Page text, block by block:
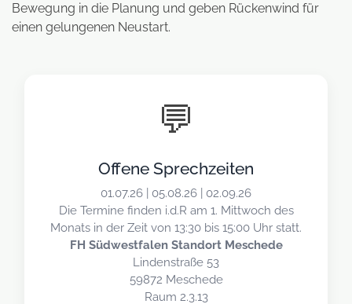
Bewegung in die Planung und geben Rückenwind für
einen gelungenen Neustart.
💬
Offene Sprechzeiten
01.07.26 | 05.08.26 | 02.09.26
Die Termine finden i.d.R am 1. Mittwoch des
Monats in der Zeit von 13:30 bis 15:00 Uhr statt.
FH Südwestfalen Standort Meschede
Lindenstraße 53
59872 Meschede
Raum 2.3.13